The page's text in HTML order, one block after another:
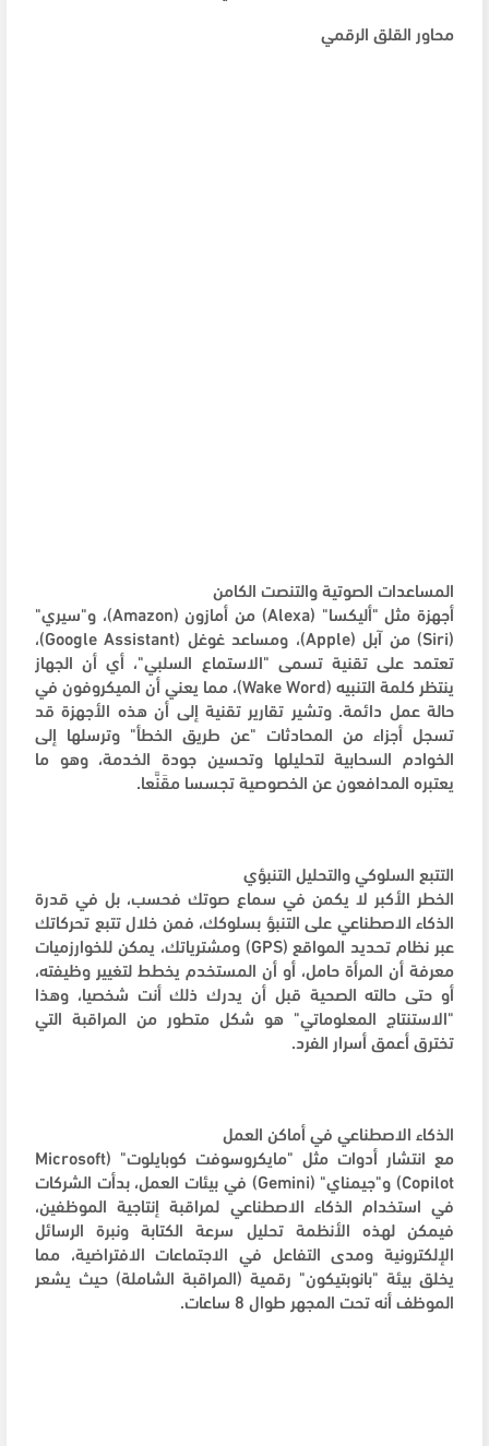
محاور القلق الرقمي
المساعدات الصوتية والتنصت الكامن
أجهزة مثل "أليكسا" (Alexa) من أمازون (Amazon)، و"سيري"
(Siri) من آبل (Apple)، ومساعد غوغل (Google Assistant)،
تعتمد على تقنية تسمى "الاستماع السلبي"، أي أن الجهاز
ينتظر كلمة التنبيه (Wake Word)، مما يعني أن الميكروفون في
حالة عمل دائمة. وتشير تقارير تقنية إلى أن هذه الأجهزة قد
تسجل أجزاء من المحادثات "عن طريق الخطأ" وترسلها إلى
الخوادم السحابية لتحليلها وتحسين جودة الخدمة، وهو ما
يعتبره المدافعون عن الخصوصية تجسسا مقَنَّعا.
التتبع السلوكي والتحليل التنبؤي
الخطر الأكبر لا يكمن في سماع صوتك فحسب، بل في قدرة
الذكاء الاصطناعي على التنبؤ بسلوكك، فمن خلال تتبع تحركاتك
عبر نظام تحديد المواقع (GPS) ومشترياتك، يمكن للخوارزميات
معرفة أن المرأة حامل، أو أن المستخدم يخطط لتغيير وظيفته،
أو حتى حالته الصحية قبل أن يدرك ذلك أنت شخصيا، وهذا
"الاستنتاج المعلوماتي" هو شكل متطور من المراقبة التي
تخترق أعمق أسرار الفرد.
الذكاء الاصطناعي في أماكن العمل
مع انتشار أدوات مثل "مايكروسوفت كوبايلوت" (Microsoft
Copilot) و"جيمناي" (Gemini) في بيئات العمل، بدأت الشركات
في استخدام الذكاء الاصطناعي لمراقبة إنتاجية الموظفين،
فيمكن لهذه الأنظمة تحليل سرعة الكتابة ونبرة الرسائل
الإلكترونية ومدى التفاعل في الاجتماعات الافتراضية، مما
يخلق بيئة "بانوبتيكون" رقمية (المراقبة الشاملة) حيث يشعر
الموظف أنه تحت المجهر طوال 8 ساعات.